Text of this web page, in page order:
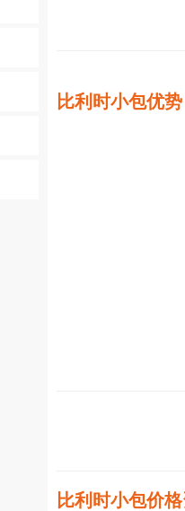
比利时小包优势
比利时小包价